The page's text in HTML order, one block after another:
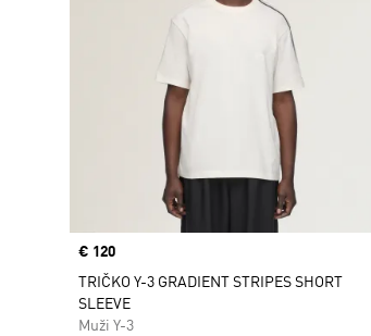
Price
€ 120
TRIČKO Y-3 GRADIENT STRIPES SHORT
SLEEVE
Muži Y-3